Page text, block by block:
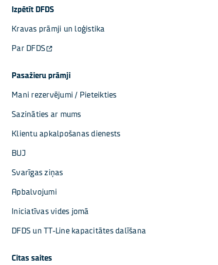
Izpētīt DFDS
Kravas prāmji un loģistika
Par DFDS
Pasažieru prāmji
Mani rezervējumi / Pieteikties
Sazināties ar mums
Klientu apkalpošanas dienests
BUJ
Svarīgas ziņas
Apbalvojumi
Iniciatīvas vides jomā
DFDS un TT-Line kapacitātes dalīšana
Citas saites